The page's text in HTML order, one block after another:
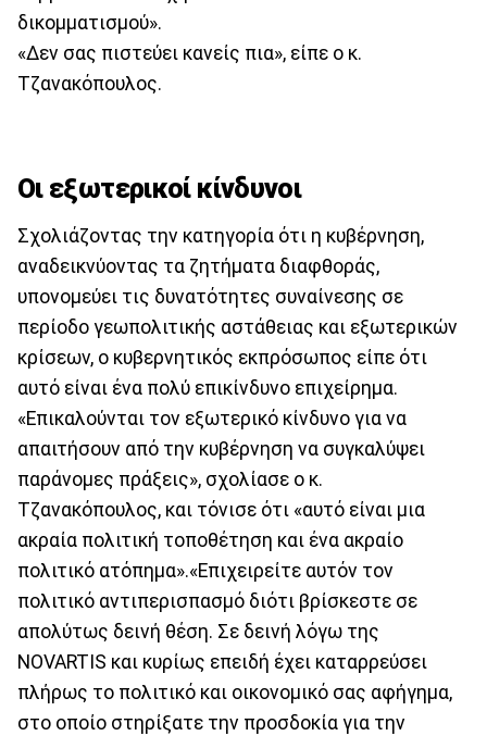
δικομματισμού».
«Δεν σας πιστεύει κανείς πια», είπε ο κ.
Τζανακόπουλος.
Οι εξωτερικοί κίνδυνοι
Σχολιάζοντας την κατηγορία ότι η κυβέρνηση,
αναδεικνύοντας τα ζητήματα διαφθοράς,
υπονομεύει τις δυνατότητες συναίνεσης σε
περίοδο γεωπολιτικής αστάθειας και εξωτερικών
κρίσεων, ο κυβερνητικός εκπρόσωπος είπε ότι
αυτό είναι ένα πολύ επικίνδυνο επιχείρημα.
«Επικαλούνται τον εξωτερικό κίνδυνο για να
απαιτήσουν από την κυβέρνηση να συγκαλύψει
παράνομες πράξεις», σχολίασε ο κ.
Τζανακόπουλος, και τόνισε ότι «αυτό είναι μια
ακραία πολιτική τοποθέτηση και ένα ακραίο
πολιτικό ατόπημα».«Επιχειρείτε αυτόν τον
πολιτικό αντιπερισπασμό διότι βρίσκεστε σε
απολύτως δεινή θέση. Σε δεινή λόγω της
NOVARTIS και κυρίως επειδή έχει καταρρεύσει
πλήρως το πολιτικό και οικονομικό σας αφήγημα,
στο οποίο στηρίξατε την προσδοκία για την